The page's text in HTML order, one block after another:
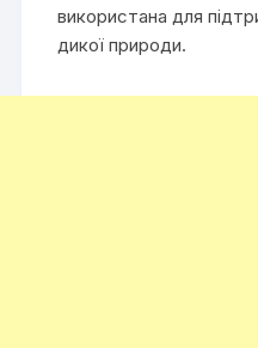
використана для
дикої природи.